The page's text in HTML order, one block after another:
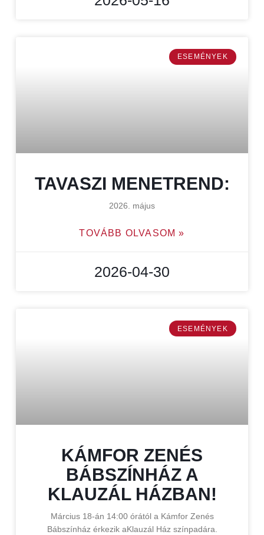
ESEMÉNYEK
TAVASZI MENETREND:
2026. május
TOVÁBB OLVASOM »
2026-04-30
ESEMÉNYEK
KÁMFOR ZENÉS
BÁBSZÍNHÁZ A
KLAUZÁL HÁZBAN!
Március 18-án 14:00 órától a Kámfor Zenés
Bábszínház érkezik aKlauzál Ház színpadára.